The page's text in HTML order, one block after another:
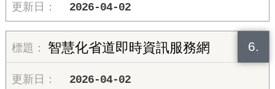
2026-04-02
6.
智慧化省道即時資訊服務網
2026-04-02